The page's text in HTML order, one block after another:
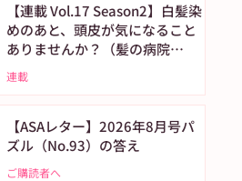
【連載 Vol.17 Season2】白髪染
めのあと、頭皮が気になること
ありませんか？（髪の病院
TOKYO）
連載
【ASAレター】2026年8月号パ
ズル（No.93）の答え
ご購読者へ